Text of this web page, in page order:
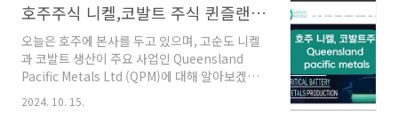
(Daintree Rainfor..
으나, 최근 몇 년간 국제선 수요 회복과 함께 점진
적인 성장을 이루며 항공 시장에서의 경쟁력을
다시금 확보하고 있습니다. 오늘은 Qantas
Airways 주식에 대해 자세하게 알아보겠습니
다. *본 포스팅은 공부목적으로 매수/매도 추천
이 아닙니다.*호주 항공주 Qantas Airways
호주주식 니켈,코발트 주식 퀸즐랜드 퍼시픽 메탈 (QPM)
오늘은 호주에 본사를 두고 있으며, 고순도 니켈
과 코발트 생산이 주요 사업인 Queensland
Pacific Metals Ltd (QPM)에 대해 알아보겠습
니다. 고순도 니켈과 코발트는 주로 전기차 배터
리와 에너지 저장 장치에 사용되는 중요한 자원
2024. 10. 15.